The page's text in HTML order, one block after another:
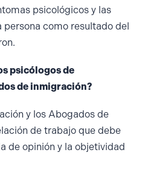
psicológicos y las
como resultado del
psicólogos de
de inmigración?
y los Abogados de
de trabajo que debe
de opinión y la objetividad